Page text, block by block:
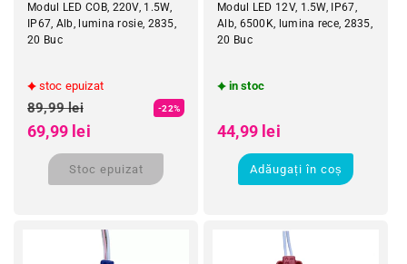
Modul LED COB, 220V, 1.5W,
IP67, Alb, lumina rosie, 2835,
20 Buc
stoc epuizat
Preț obișnuit
89,99 lei -22%
Preț redus
69,99 lei
Stoc epuizat
Modul LED 12V, 1.5W, IP67,
Alb, 6500K, lumina rece, 2835,
20 Buc
in stoc
Preț redus
44,99 lei
Adăugați în coș